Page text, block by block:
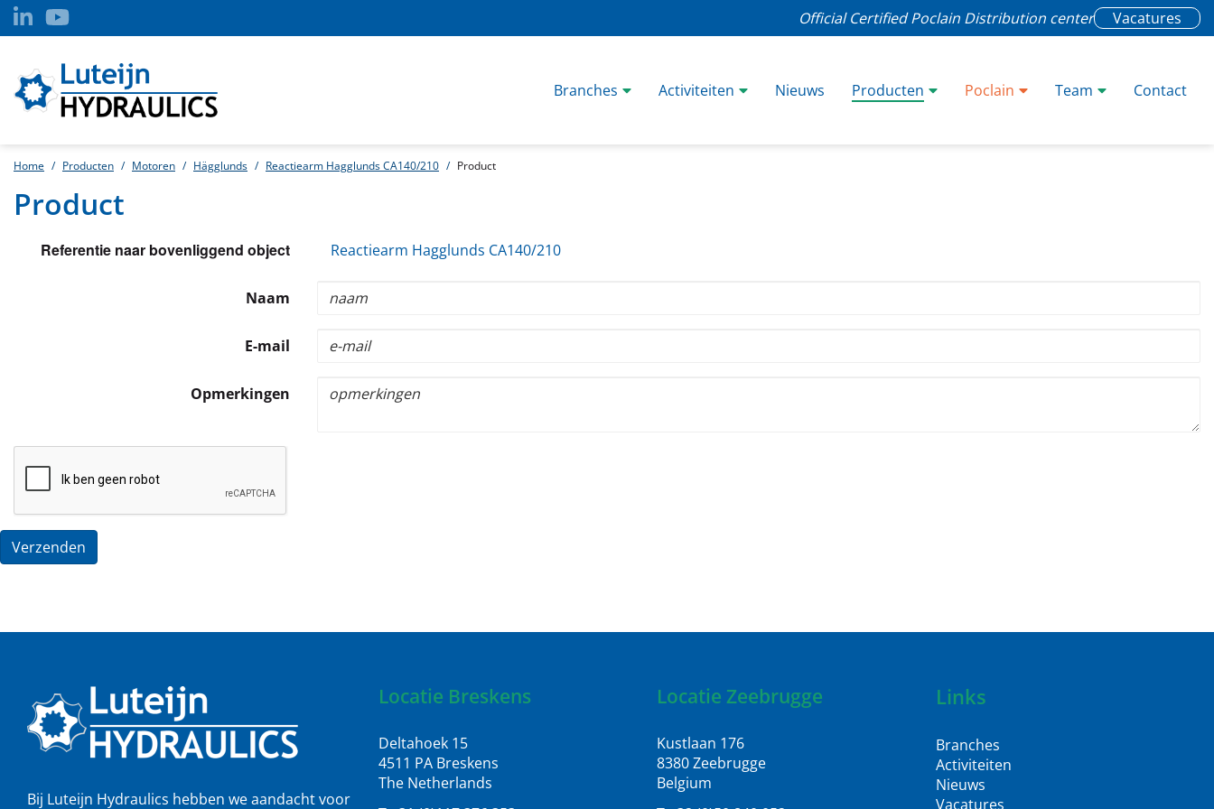
Official Certified Poclain Distribution center Vacatures
Branches Activiteiten Nieuws Producten Poclain Team Contact
Home Producten Motoren Hägglunds Reactiearm Hagglunds CA140/210 Product
Product
Referentie naar bovenliggend object Reactiearm Hagglunds CA140/210
Naam
E-mail
Opmerkingen
Verzenden
Bij Luteijn Hydraulics hebben we aandacht voor
Locatie Breskens
Deltahoek 15
4511 PA Breskens
The Netherlands
Locatie Zeebrugge
Kustlaan 176
8380 Zeebrugge
Belgium
Links
Branches
Activiteiten
Nieuws
Vacatures